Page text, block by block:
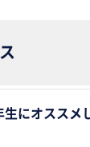
生にオススメ